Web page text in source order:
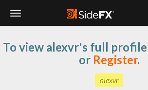
Navigation
To view alexvr's full profile
or Register.
alexvr